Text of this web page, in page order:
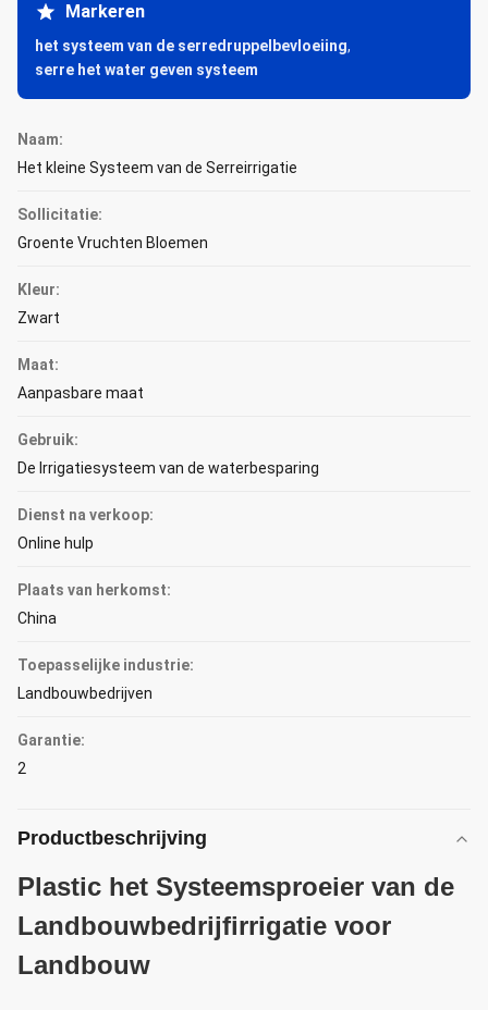
Markeren
het systeem van de serredruppelbevloeiing,
serre het water geven systeem
Naam:
Het kleine Systeem van de Serreirrigatie
Sollicitatie:
Groente Vruchten Bloemen
Kleur:
Zwart
Maat:
Aanpasbare maat
Gebruik:
De Irrigatiesysteem van de waterbesparing
Dienst na verkoop:
Online hulp
Plaats van herkomst:
China
Toepasselijke industrie:
Landbouwbedrijven
Garantie:
2
Productbeschrijving
Plastic het Systeemsproeier van de
Landbouwbedrijfirrigatie voor
Landbouw